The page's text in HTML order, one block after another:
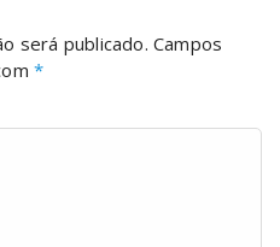
será publicado. Campos
*